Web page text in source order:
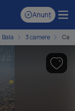
Anunț
Bala 3 camere